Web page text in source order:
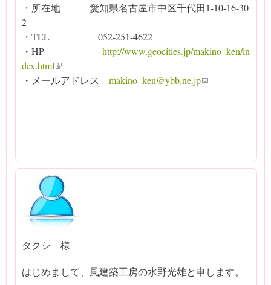
・所在地 愛知県名古屋市中区千代田1-10-16-30
2
・TEL 052-251-4622
・HP http://www.geocities.jp/makino_ken/in
dex.html(link is external)
・メールアドレス makino_ken@ybb.ne.jp(link sends e-ma
タクシ 様
はじめまして、風建築工房の水野光雄と申します。